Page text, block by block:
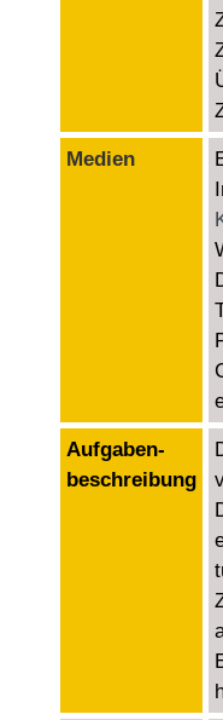
Medien
Aufgaben­
beschreibung